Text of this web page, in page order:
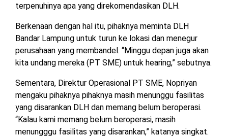
terpenuhinya apa yang direkomendasikan DLH.
Berkenaan dengan hal itu, pihaknya meminta DLH
Bandar Lampung untuk turun ke lokasi dan menegur
perusahaan yang membandel. “Minggu depan juga akan
kita undang mereka (PT SME) untuk hearing,” sebutnya.
Sementara, Direktur Operasional PT SME, Nopriyan
mengaku pihaknya pihaknya masih menunggu fasilitas
yang disarankan DLH dan memang belum beroperasi.
“Kalau kami memang belum beroperasi, masih
menungggu fasilitas yang disarankan,” katanya singkat.